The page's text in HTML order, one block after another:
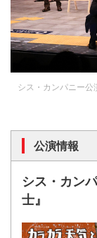
シス・カンパニー公
公演情報
シス・カン
士』